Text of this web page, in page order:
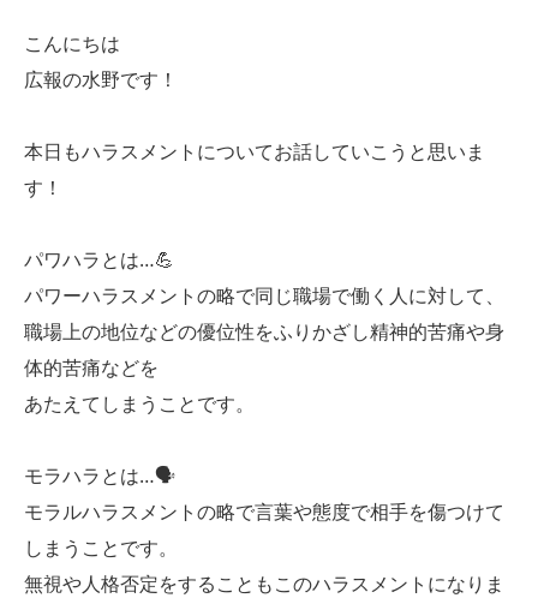
こんにちは
広報の水野です！
本日もハラスメントについてお話していこうと思いま
す！
パワハラとは…💪
パワーハラスメントの略で同じ職場で働く人に対して、
職場上の地位などの優位性をふりかざし精神的苦痛や身
体的苦痛などを
あたえてしまうことです。
モラハラとは…🗣️
モラルハラスメントの略で言葉や態度で相手を傷つけて
しまうことです。
無視や人格否定をすることもこのハラスメントになりま